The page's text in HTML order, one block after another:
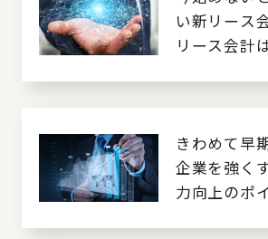
い新リース
リース会計
きわめて早
企業を強く
力向上のポ